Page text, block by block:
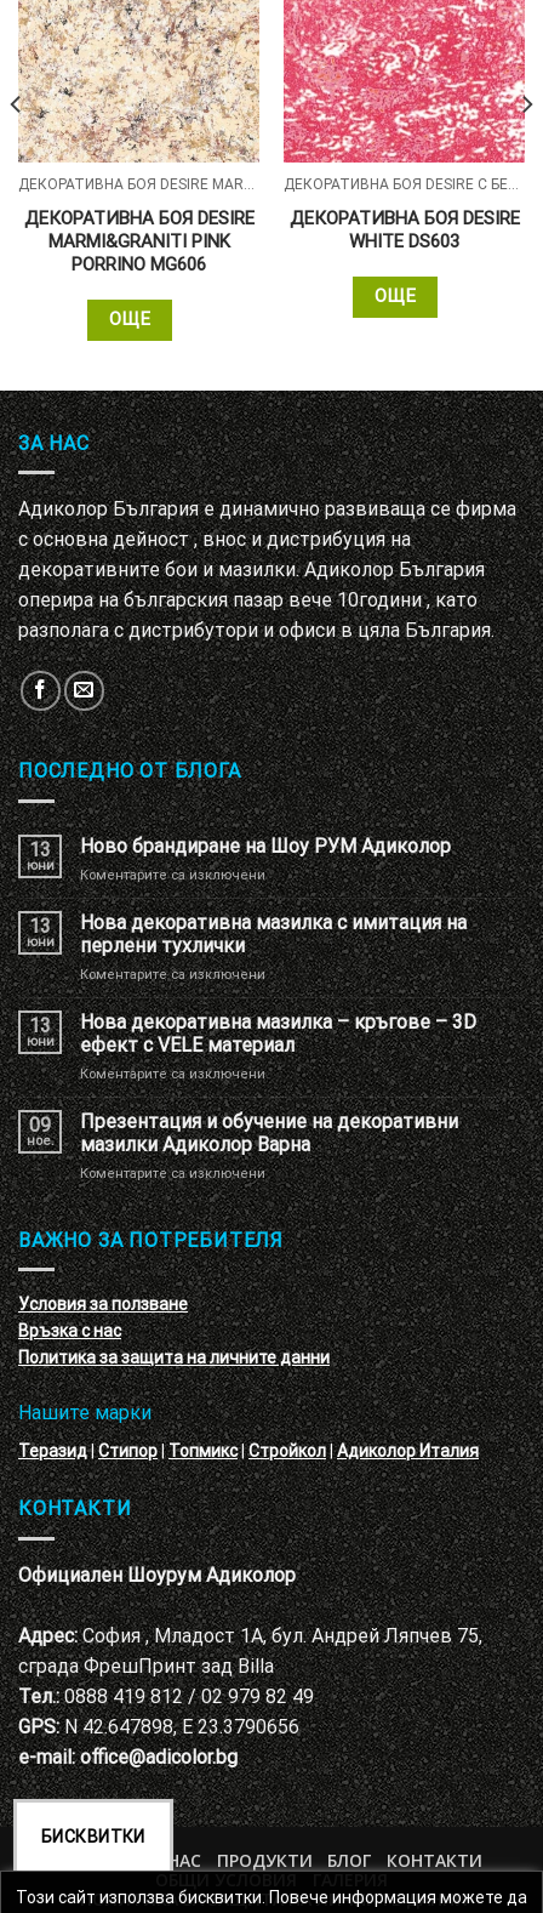
ДЕКОРАТИВНА БОЯ DESIRE MARMI & GRANITI МАЗИЛКА С ЕФЕКТ НА ЕСТЕСТВЕН МРАМОР И ГРАНИТ
ДЕКОРАТИВНА БОЯ DESIRE
MARMI&GRANITI PINK
PORRINO MG606
ОЩЕ
ДЕКОРАТИВНА БОЯ DESIRE С БЕЛИ СИЛИКОНОВИ ЧАСТИЦИ
ДЕКОРАТИВНА БОЯ DESIRE
WHITE DS603
ОЩЕ
ЗА НАС
Адиколор България е динамично развиваща се фирма
с основна дейност , внос и дистрибуция на
декоративните бои и мазилки. Адиколор България
оперира на българския пазар вече 10години , като
разполага с дистрибутори и офиси в цяла България.
ПОСЛЕДНО ОТ БЛОГА
13
юни
Ново брандиране на Шоу РУМ Адиколор
Коментарите са изключениза
Ново
брандиране
на
Шоу
РУМ
Адиколор
13
юни
Нова декоративна мазилка с имитация на
перлени тухлички
Коментарите са изключениза
Нова
декоративна
мазилка
с
имитация
на
перлени
тухлички
13
юни
Нова декоративна мазилка – кръгове – 3D
ефект с VELE материал
Коментарите са изключениза
Нова
декоративна
мазилка
–
кръгове
–
3D
ефект
с
VELE
материал
09
ное.
Презентация и обучение на декоративни
мазилки Адиколор Варна
Коментарите са изключениза
Презентация
и
обучение
на
декоративни
мазилки
Адиколор
Варна
ВАЖНО ЗА ПОТРЕБИТЕЛЯ
Условия за ползване
Връзка с нас
Политика за защита на личните данни
Нашите марки
Теразид|Стипор|Топмикс|Стройкол|Адиколор Италия
КОНТАКТИ
Официален Шоурум Адиколор
Адрес:София , Младост 1А, бул. Андрей Ляпчев 75,
сграда ФрешПринт зад Billa
Тел.:0888 419 812 / 02 979 82 49
GPS:N 42.647898, E 23.3790656
e-mail: office@adicolor.bg
ЗА НАС ПРОДУКТИ БЛОГ
КОНТАКТИ
ОБЩИ УСЛОВИЯ
ГАЛЕРИЯ
ПОЛИТИКА ЗА ЗАЩИТА НА ЛИЧНИТЕ ДАННИ
БИСКВИТКИ
Този сайт използва бисквитки. Повече информация можете да